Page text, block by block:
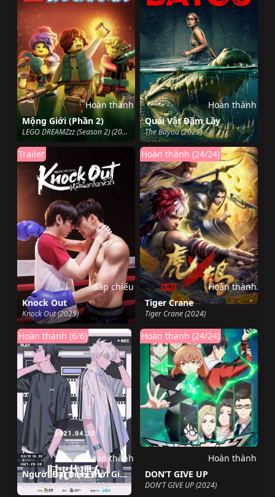
Mộng Giới (Phần 2)
LEGO DREAMZzz (Season 2) (2024)
Hoàn thành
Quái Vật Đầm Lầy
The Bayou (2025)
Hoàn thành
Knock Out
Knock Out (2025)
Trailer
Sắp chiếu
Tiger Crane
Tiger Crane (2024)
Hoàn thành (24/24)
Hoàn thành
Người Đại Diện Thời Gian Season 3 Yingdu
Link Click Bridon Arc (2024)
Hoàn thành (6/6)
Hoàn thành
DON’T GIVE UP
DON'T GIVE UP (2024)
Hoàn thành (24/24)
Hoàn thành